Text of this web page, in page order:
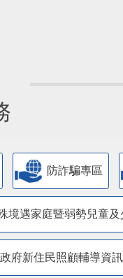
防詐騙專區
境遇家庭暨弱勢兒童
府新住民照顧輔導資